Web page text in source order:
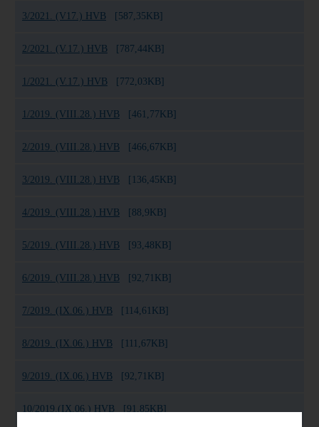
3/2021. (V17.) HVB [587,35KB]
2/2021. (V.17.) HVB [787,44KB]
1/2021. (V.17.) HVB [772,03KB]
1/2019. (VIII.28.) HVB [461,77KB]
2/2019. (VIII.28.) HVB [466,67KB]
3/2019. (VIII.28.) HVB [136,45KB]
4/2019. (VIII.28.) HVB [88,9KB]
5/2019. (VIII.28.) HVB [93,48KB]
6/2019. (VIII.28.) HVB [92,71KB]
7/2019. (IX.06.) HVB [114,61KB]
8/2019. (IX.06.) HVB [111,67KB]
9/2019. (IX.06.) HVB [92,71KB]
10/2019.(IX.06.) HVB [91,85KB]